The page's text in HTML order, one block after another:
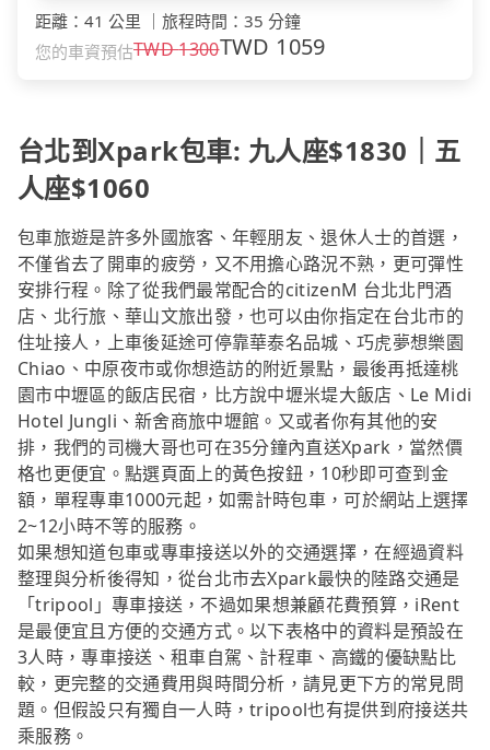
距離 ： 41 公里 旅程時間 ： 35 分鐘
您的車資預估TWD1300TWD 1059
台北到Xpark包車: 九人座$1830｜五
人座$1060
包車旅遊是許多外國旅客、年輕朋友、退休人士的首選，
不僅省去了開車的疲勞，又不用擔心路況不熟，更可彈性
安排行程。除了從我們最常配合的citizenM 台北北門酒
店、北行旅、華山文旅出發，也可以由你指定在台北市的
住址接人，上車後延途可停靠華泰名品城、巧虎夢想樂園
Chiao、中原夜市或你想造訪的附近景點，最後再抵達桃
園市中壢區的飯店民宿，比方說中壢米堤大飯店、Le Midi
Hotel Jungli、新舍商旅中壢館。又或者你有其他的安
排，我們的司機大哥也可在35分鐘內直送Xpark，當然價
格也更便宜。點選頁面上的黃色按鈕，10秒即可查到金
額，單程專車1000元起，如需計時包車，可於網站上選擇
2~12小時不等的服務。
如果想知道包車或專車接送以外的交通選擇，在經過資料
整理與分析後得知，從台北市去Xpark最快的陸路交通是
「tripool」專車接送，不過如果想兼顧花費預算，iRent
是最便宜且方便的交通方式。以下表格中的資料是預設在
3人時，專車接送、租車自駕、計程車、高鐵的優缺點比
較，更完整的交通費用與時間分析，請見更下方的常見問
題。但假設只有獨自一人時，tripool也有提供到府接送共
乘服務。